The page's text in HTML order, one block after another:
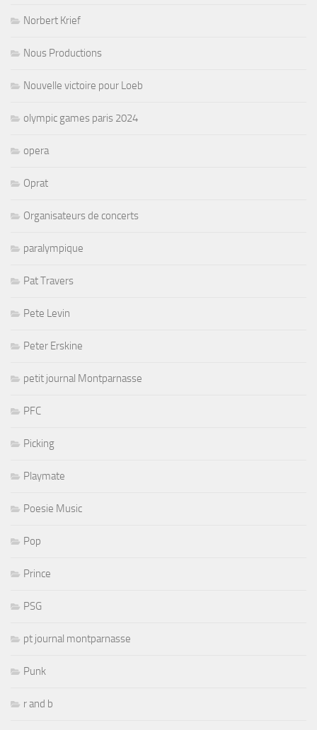
Norbert Krief
Nous Productions
Nouvelle victoire pour Loeb
olympic games paris 2024
opera
Oprat
Organisateurs de concerts
paralympique
Pat Travers
Pete Levin
Peter Erskine
petit journal Montparnasse
PFC
Picking
Playmate
Poesie Music
Pop
Prince
PSG
pt journal montparnasse
Punk
r and b